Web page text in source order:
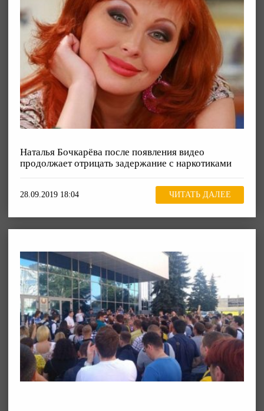
Наталья Бочкарёва после появления видео
продолжает отрицать задержание с наркотиками
28.09.2019 18:04 ЧИТАТЬ ДАЛЕЕ